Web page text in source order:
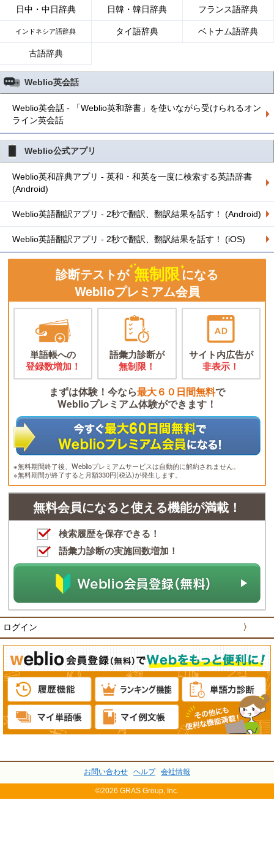
日中・中日辞典 日韓・韓日辞典 フランス語辞典
インドネシア語辞典 タイ語辞典 ベトナム語辞典
古語辞典
Weblio英会話
Weblio英会話 - 「Weblio英和辞書」を使いながら受けられるオン
ライン英会話
Weblio公式アプリ
Weblio英和辞典アプリ - 英和・和英を一度に検索する英語辞書
(Android)
Weblio英語翻訳アプリ - 2秒で翻訳、翻訳結果を話す！ (Android)
Weblio英語翻訳アプリ - 2秒で翻訳、翻訳結果を話す！ (iOS)
診断テストが 無制限になる
Weblioプレミアム会員
単語帳への
登録数増加！
語彙力診断が
無制限！
サイト内広告が
非表示！
まずは体験！今なら最大６０日間無料で
Weblioプレミアム体験ができます！
※無料期間終了後、Weblioプレミアムサービスは自動的に解約されません。
※無料期間が終了すると月額330円(税込)が発生します。
無料会員になると使える機能が満載！
検索履歴を保存できる！
語彙力診断の実施回数増加！
ログイン 〉
お問い合わせ ヘルプ 会社情報
©2026 GRAS Group, Inc.